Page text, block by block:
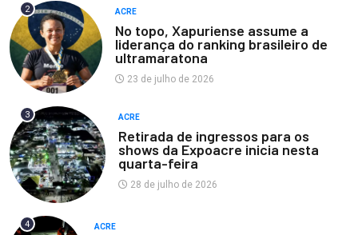
2 ACRE
No topo, Xapuriense assume a
liderança do ranking brasileiro de
ultramaratona
23 de julho de 2026
3 ACRE
Retirada de ingressos para os
shows da Expoacre inicia nesta
quarta-feira
28 de julho de 2026
4 ACRE